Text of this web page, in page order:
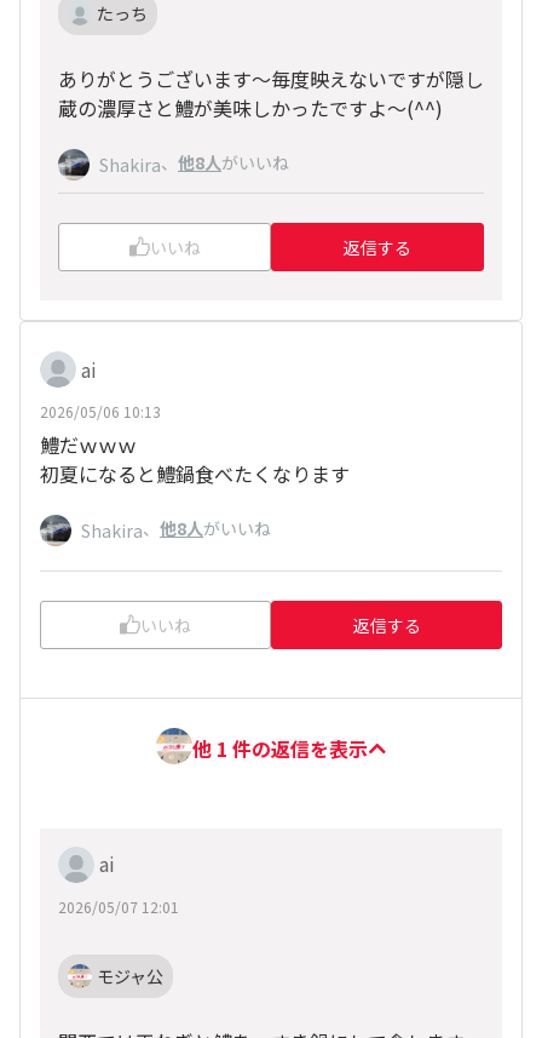
たっち
ありがとうございます〜毎度映えないですが隠し
蔵の濃厚さと鱧が美味しかったですよ〜(^^)
Shakira、 他8人がいいね
いいね 返信する
ai
2026/05/06 10:13
鱧だｗｗｗ
初夏になると鱧鍋食べたくなります
Shakira、 他8人がいいね
いいね 返信する
他 1 件の返信を表示
ai
2026/05/07 12:01
モジャ公